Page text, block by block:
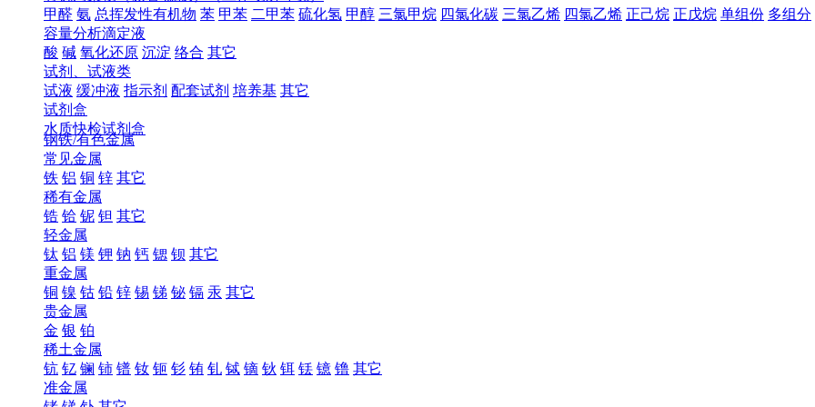
甲醛 氨 总挥发性有机物 苯 甲苯 二甲苯 硫化氢 甲醇 三氯甲烷 四氯化碳 三氯乙烯 四氯乙烯 正己烷 正戊烷 单组份 多组分
容量分析滴定液
酸 碱 氧化还原 沉淀 络合 其它
试剂、试液类
试液 缓冲液 指示剂 配套试剂 培养基 其它
试剂盒
水质快检试剂盒
钢铁/有色金属
常见金属
铁 铝 铜 锌 其它
稀有金属
锆 铪 铌 钽 其它
轻金属
钛 铝 镁 钾 钠 钙 锶 钡 其它
重金属
铜 镍 钴 铅 锌 锡 锑 铋 镉 汞 其它
贵金属
金 银 铂
稀土金属
钪 钇 镧 铈 镨 钕 钷 钐 铕 钆 铽 镝 钬 铒 铥 镱 镥 其它
准金属